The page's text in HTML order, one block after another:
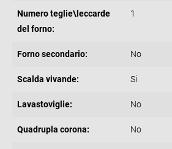
Numero teglie\leccarde
del forno:
1
Forno secondario: No
Scalda vivande: Si
Lavastoviglie: No
Quadrupla corona: No